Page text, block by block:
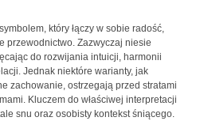
który łączy w sobie radość,
przewodnictwo. Zazwyczaj niesie
do rozwijania intuicji, harmonii
Jednak niektóre warianty, jak
zachowanie, ostrzegają przed stratami
Kluczem do właściwej interpretacji
snu oraz osobisty kontekst śniącego.